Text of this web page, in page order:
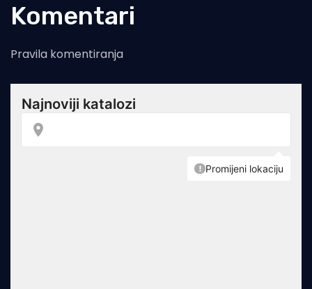
Komentari
Pravila komentiranja